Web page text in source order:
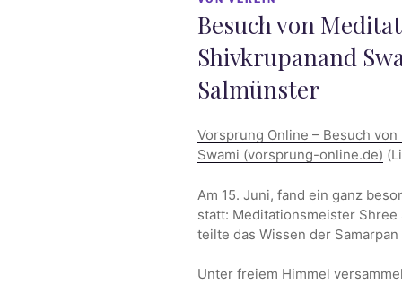
Besuch von
Shivkrupanand
Salmünster
Vorsprung Online – Besuch
Swami (vorsprung-online.de)
Am 15. Juni, fand ein ganz
statt: Meditationsmeister
teilte das Wissen der
Unter freiem Himmel